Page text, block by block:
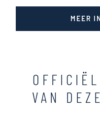
MEER
VAN